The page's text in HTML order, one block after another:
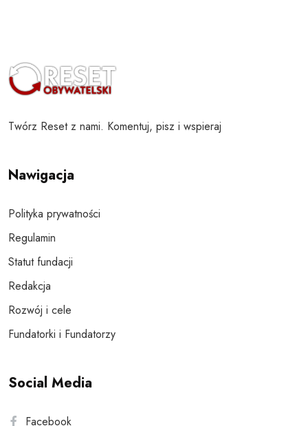
Twórz Reset z nami. Komentuj, pisz i wspieraj
Nawigacja
Polityka prywatności
Regulamin
Statut fundacji
Redakcja
Rozwój i cele
Fundatorki i Fundatorzy
Social Media
Facebook